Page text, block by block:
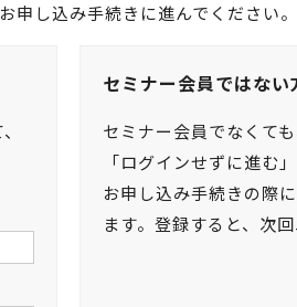
申し込み手続きに進んでください。
セミナー会員ではない
セミナー会員でなくて
「ログインせずに進む
お申し込み手続きの際
ます。登録すると、次